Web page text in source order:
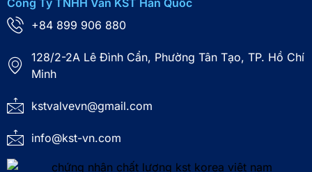
Công Ty TNHH Van KST Hàn Quốc
+84 899 906 880
128/2-2A Lê Đình Cẩn, Phường Tân Tạo, TP. Hồ Chí
Minh
kstvalvevn@gmail.com
info@kst-vn.com